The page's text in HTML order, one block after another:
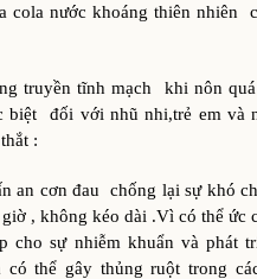
cola nước khoáng thiên nhiên
truyền tĩnh mạch khi nôn
biệt đối với nhũ nhi,trẻ em và
:
an cơn đau chống lại sự khó
, không kéo dài .Vì có thể ức
cho sự nhiễm khuẩn và phát
thể gây thủng ruột trong